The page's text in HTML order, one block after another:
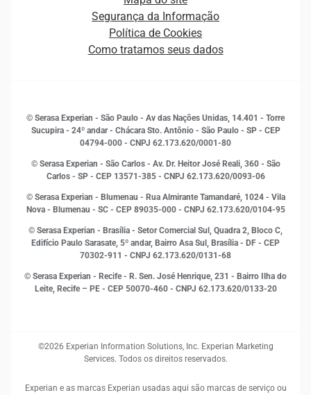
Empreendedorismo
Estudos e Pesquisas
Inovação e Tecnologia
Leis e impostos
Marketing
Open Finance
Proteção de Dados
Sustentabilidade Corporativa
Sala de Imprensa
Segurança da Informação
Política de Cookies
Como tratamos seus dados
© Serasa Experian - São Paulo - Av das Nações Unidas, 14.401 - Torre
Sucupira - 24º andar - Chácara Sto. Antônio - São Paulo - SP - CEP
04794-000 - CNPJ 62.173.620/0001-80
© Serasa Experian - São Carlos - Av. Dr. Heitor José Reali, 360 - São
Carlos - SP - CEP 13571-385 - CNPJ 62.173.620/0093-06
© Serasa Experian - Blumenau - Rua Almirante Tamandaré, 1024 - Vila
Nova - Blumenau - SC - CEP 89035-000 - CNPJ 62.173.620/0104-95
© Serasa Experian - Brasília - Setor Comercial Sul, Quadra 2, Bloco C,
Edifício Paulo Sarasate, 5º andar, Bairro Asa Sul, Brasília - DF - CEP
70302-911 - CNPJ 62.173.620/0131-68
© Serasa Experian - Recife - R. Sen. José Henrique, 231 - Bairro Ilha do
Leite, Recife – PE - CEP 50070-460 - CNPJ 62.173.620/0133-20
©2026 Experian Information Solutions, Inc. Experian Marketing
Services. Todos os direitos reservados.
Experian e as marcas Experian usadas aqui são marcas de serviço ou